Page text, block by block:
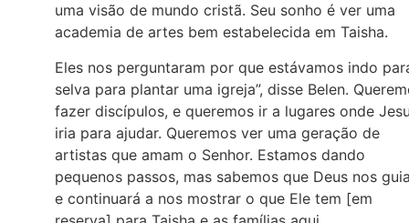
uma visão de mundo cristã. Seu sonho é ver uma
academia de artes bem estabelecida em Taisha.
Eles nos perguntaram por que estávamos indo
selva para plantar uma igreja”, disse Belen.
fazer discípulos, e queremos ir a lugares onde
iria para ajudar. Queremos ver uma geração de
artistas que amam o Senhor. Estamos dando
pequenos passos, mas sabemos que Deus nos
e continuará a nos mostrar o que Ele tem [em